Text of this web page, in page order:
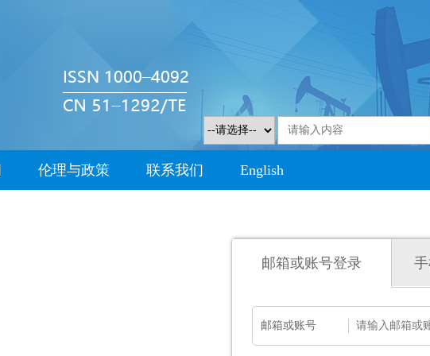
伦理与政策 联系我们 English
邮箱或账号登录
邮箱或账号